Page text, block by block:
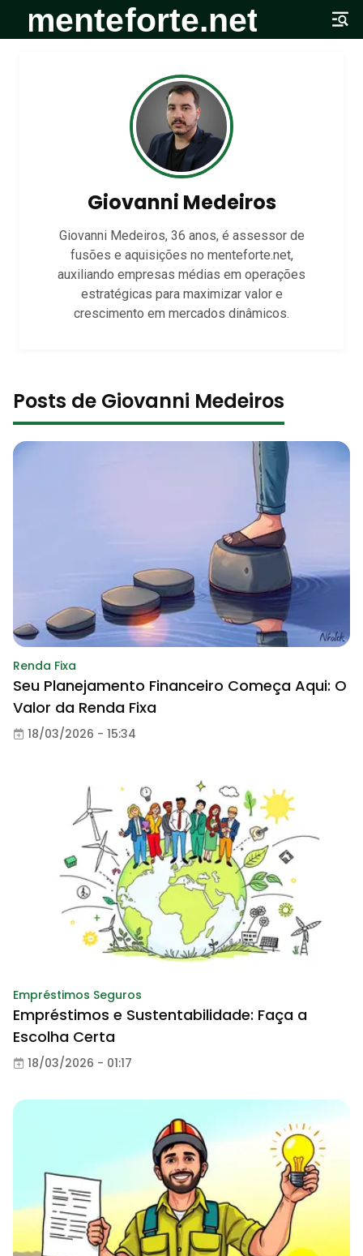
Giovanni Medeiros
Giovanni Medeiros, 36 anos, é assessor de
fusões e aquisições no menteforte.net,
auxiliando empresas médias em operações
estratégicas para maximizar valor e
crescimento em mercados dinâmicos.
Posts de Giovanni Medeiros
Renda Fixa
Seu Planejamento Financeiro Começa Aqui: O
Valor da Renda Fixa
18/03/2026 - 15:34
Empréstimos Seguros
Empréstimos e Sustentabilidade: Faça a
Escolha Certa
18/03/2026 - 01:17